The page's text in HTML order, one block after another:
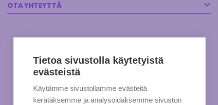
OTA YHTEYTTÄ
Tietoa sivustolla käytetyistä
evästeistä
Käytämme sivustollamme evästeitä
kerätäksemme ja analysoidaksemme sivuston